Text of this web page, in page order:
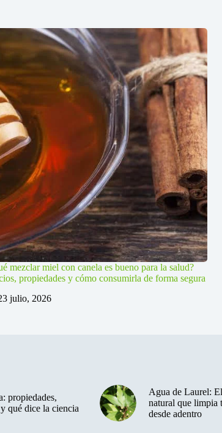
mezclar miel con canela es bueno para la salud?
propiedades y cómo consumirla de forma segura
julio, 2026
propiedades,
qué dice la ciencia
Agua de Laurel:
natural que limpia
desde adentro